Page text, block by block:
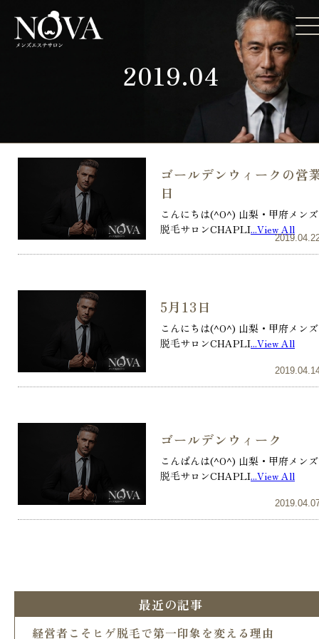
2019.04
ゴールデンウィークの営
日
こんにちは(^O^) 山梨・甲府メンズ
脱毛サロンCHAPLI...View All
5月13日
こんにちは(^O^) 山梨・甲府メンズ
脱毛サロンCHAPLI...View All
ゴールデンウィーク
こんばんは(^O^) 山梨・甲府メンズ
脱毛サロンCHAPLI...View All
最近の記事
経営者こそヒゲ脱毛で第一印象を変える理由